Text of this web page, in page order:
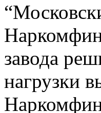
завода
нагрузки